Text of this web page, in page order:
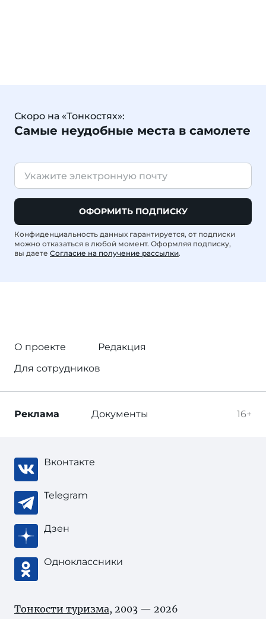
Скоро на «Тонкостях»:
Самые неудобные места в самолете
ОФОРМИТЬ ПОДПИСКУ
Конфиденциальность данных гарантируется, от подписки
можно отказаться в любой момент. Оформляя подписку,
вы даете Согласие на получение рассылки.
О проекте
Редакция
Для сотрудников
16+
Реклама Документы
Вконтакте
Telegram
Дзен
Одноклассники
Тонкости туризма, 2003 — 2026